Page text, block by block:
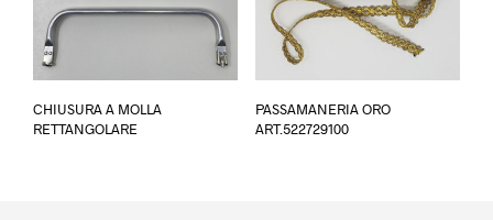
CHIUSURA A MOLLA
RETTANGOLARE
prodotto
PASSAMANERIA ORO
ART.522729100